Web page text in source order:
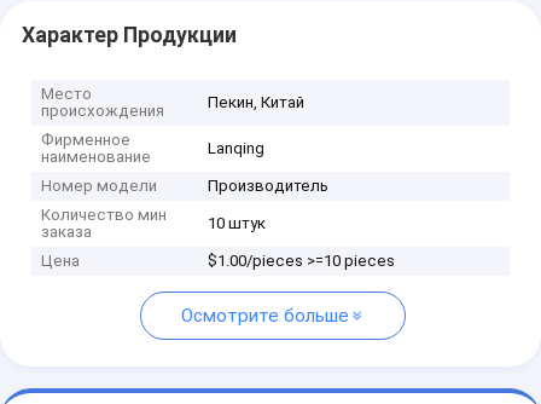
Характер Продукции
Место
происхождения
Пекин, Китай
Фирменное
наименование
Lanqing
Номер модели
Производитель
Количество мин
заказа
10 штук
Цена $1.00/pieces >=10 pieces
Осмотрите больше